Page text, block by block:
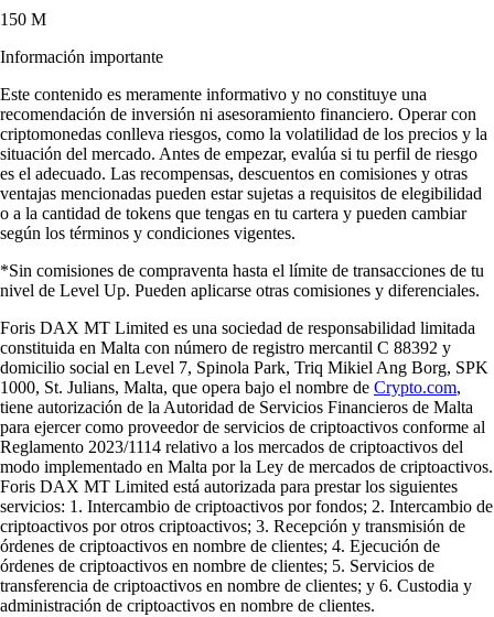
150 M
Información importante
Este contenido es meramente informativo y no constituye una
recomendación de inversión ni asesoramiento financiero. Operar con
criptomonedas conlleva riesgos, como la volatilidad de los precios y la
situación del mercado. Antes de empezar, evalúa si tu perfil de riesgo
es el adecuado. Las recompensas, descuentos en comisiones y otras
ventajas mencionadas pueden estar sujetas a requisitos de elegibilidad
o a la cantidad de tokens que tengas en tu cartera y pueden cambiar
según los términos y condiciones vigentes.
*Sin comisiones de compraventa hasta el límite de transacciones de tu
nivel de Level Up. Pueden aplicarse otras comisiones y diferenciales.
Foris DAX MT Limited es una sociedad de responsabilidad limitada
constituida en Malta con número de registro mercantil C 88392 y
domicilio social en Level 7, Spinola Park, Triq Mikiel Ang Borg, SPK
1000, St. Julians, Malta, que opera bajo el nombre de Crypto.com,
tiene autorización de la Autoridad de Servicios Financieros de Malta
para ejercer como proveedor de servicios de criptoactivos conforme al
Reglamento 2023/1114 relativo a los mercados de criptoactivos del
modo implementado en Malta por la Ley de mercados de criptoactivos.
Foris DAX MT Limited está autorizada para prestar los siguientes
servicios: 1. Intercambio de criptoactivos por fondos; 2. Intercambio de
criptoactivos por otros criptoactivos; 3. Recepción y transmisión de
órdenes de criptoactivos en nombre de clientes; 4. Ejecución de
órdenes de criptoactivos en nombre de clientes; 5. Servicios de
transferencia de criptoactivos en nombre de clientes; y 6. Custodia y
administración de criptoactivos en nombre de clientes.